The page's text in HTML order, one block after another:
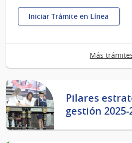
Iniciar Trámite en Línea
:
acero
Más
Pilares
gestión 2025-